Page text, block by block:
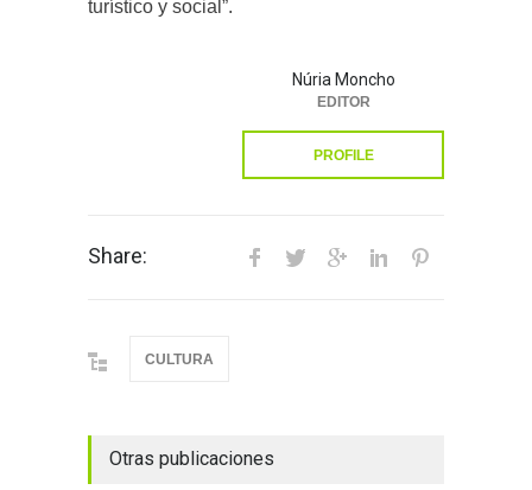
turístico y social”.
Núria Moncho
EDITOR
PROFILE
Share:
CULTURA
Otras publicaciones